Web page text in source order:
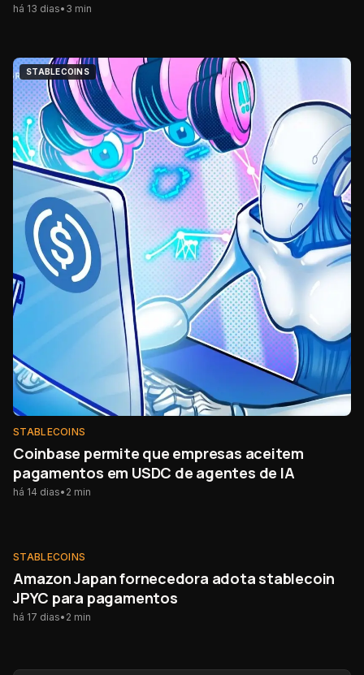
há 13 dias• 3 min
STABLECOINS
STABLECOINS
Coinbase permite que empresas aceitem
pagamentos em USDC de agentes de IA
há 14 dias• 2 min
STABLECOINS
STABLECOINS
Amazon Japan fornecedora adota stablecoin
JPYC para pagamentos
há 17 dias• 2 min